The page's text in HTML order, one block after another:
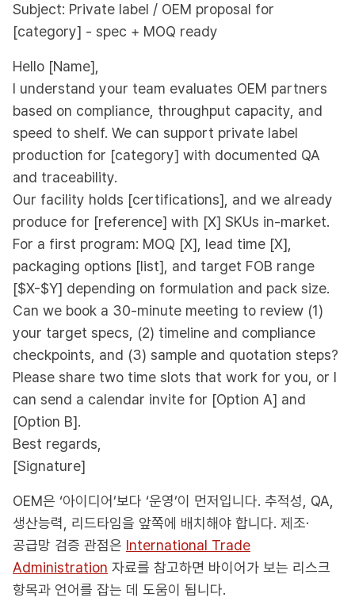
Subject: Private label / OEM proposal for
[category] - spec + MOQ ready
Hello [Name],
I understand your team evaluates OEM partners
based on compliance, throughput capacity, and
speed to shelf. We can support private label
production for [category] with documented QA
and traceability.
Our facility holds [certifications], and we already
produce for [reference] with [X] SKUs in-market.
For a first program: MOQ [X], lead time [X],
packaging options [list], and target FOB range
[$X-$Y] depending on formulation and pack size.
Can we book a 30-minute meeting to review (1)
your target specs, (2) timeline and compliance
checkpoints, and (3) sample and quotation steps?
Please share two time slots that work for you, or I
can send a calendar invite for [Option A] and
[Option B].
Best regards,
[Signature]
OEM은 ‘아이디어’보다 ‘운영’이 먼저입니다. 추적성, QA,
생산능력, 리드타임을 앞쪽에 배치해야 합니다. 제조·
공급망 검증 관점은 International Trade
Administration 자료를 참고하면 바이어가 보는 리스크
항목과 언어를 잡는 데 도움이 됩니다.